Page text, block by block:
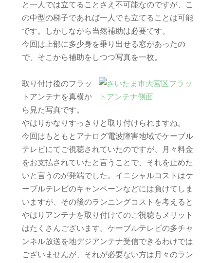
と一人では立てることさえ不可能なのですが、こ
の中型の梯子であれば一人でも立てることは可能
です。しかしながら当然補助は必要です。
今回は上部に多少身を乗り出せる窓があったの
で、そこから補助をしつつ写真を一枚。
取り付け後のフラッ
トアンテナを真横か
ら見た写真です。
やはりかなりすっきりと取り付けられますね。
今回はもともとアナログ電波障害地域でケーブル
テレビにてご視聴されていたのですが、月々料金
をお支払されていたと言うことで、それを止めた
いと言うのが発端でした。イニシャルコストはケ
ーブルテレビのキャンペーンなどには負けてしま
いますが、その後のランニングコストを考えると
やはりアンテナを取り付けてのご視聴もメリット
はたくさんございます。ケーブルテレビの多チャ
ンネル放送を地デジアンテナ受信できるわけでは
ございませんが、それが必要ない方は月々のラン